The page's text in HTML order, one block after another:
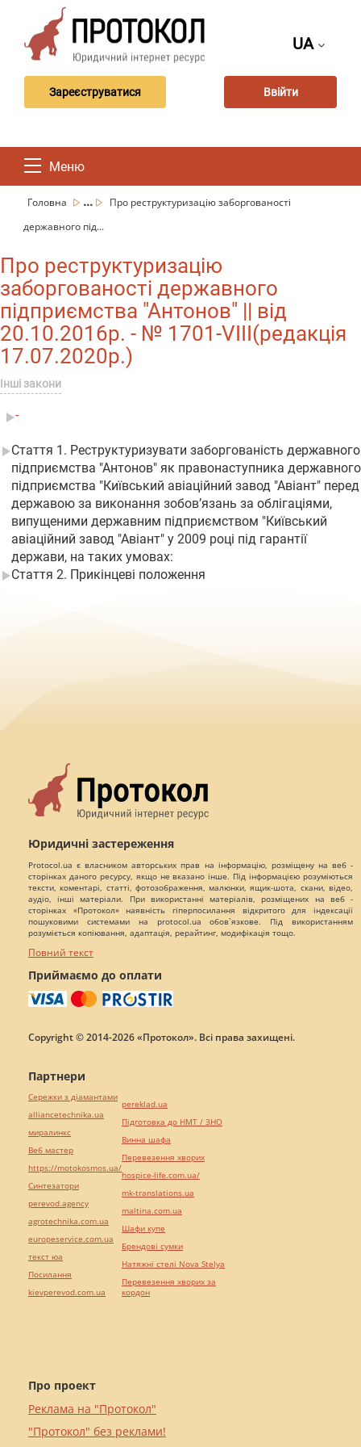
UA
Зареєструватися Ввійти
Меню
Головна ...
Про реструктуризацію заборгованості
державного під...
Про реструктуризацію
заборгованості державного
підприємства "Антонов" || від
20.10.2016р. - № 1701-VIII(редакція
17.07.2020р.)
Інші закони
-
Стаття 1. Реструктуризувати заборгованість державного
підприємства "Антонов" як правонаступника державного
підприємства "Київський авіаційний завод "Авіант" перед
державою за виконання зобов’язань за облігаціями,
випущеними державним підприємством "Київський
авіаційний завод "Авіант" у 2009 році під гарантії
держави, на таких умовах:
Стаття 2. Прикінцеві положення
Юридичні застереження
Protocol.ua є власником авторських прав на інформацію, розміщену на веб -
сторінках даного ресурсу, якщо не вказано інше. Під інформацією розуміються
тексти, коментарі, статті, фотозображення, малюнки, ящик-шота, скани, відео,
аудіо, інші матеріали. При використанні матеріалів, розміщених на веб -
сторінках «Протокол» наявність гіперпосилання відкритого для індексації
пошуковими системами на protocol.ua обов`язкове. Під використанням
розуміється копіювання, адаптація, рерайтинг, модифікація тощо.
Повний текст
Приймаємо до оплати
Copyright © 2014-2026 «Протокол». Всі права захищені.
Про проект
Реклама на "Протокол"
"Протокол" без реклами!
Партнери
Сережки з діамантами
alliancetechnika.ua
миралинкс
Веб мастер
https://motokosmos.ua/
Синтезатори
perevod.agency
agrotechnika.com.ua
europeservice.com.ua
текст юа
Посилання
kievperevod.com.ua
pereklad.ua
Підготовка до НМТ / ЗНО
Винна шафа
Перевезення хворих
hospice-life.com.ua/
mk-translations.ua
maltina.com.ua
Шафи купе
Брендові сумки
Натяжні стелі Nova Stelya
Перевезення хворих за
кордон